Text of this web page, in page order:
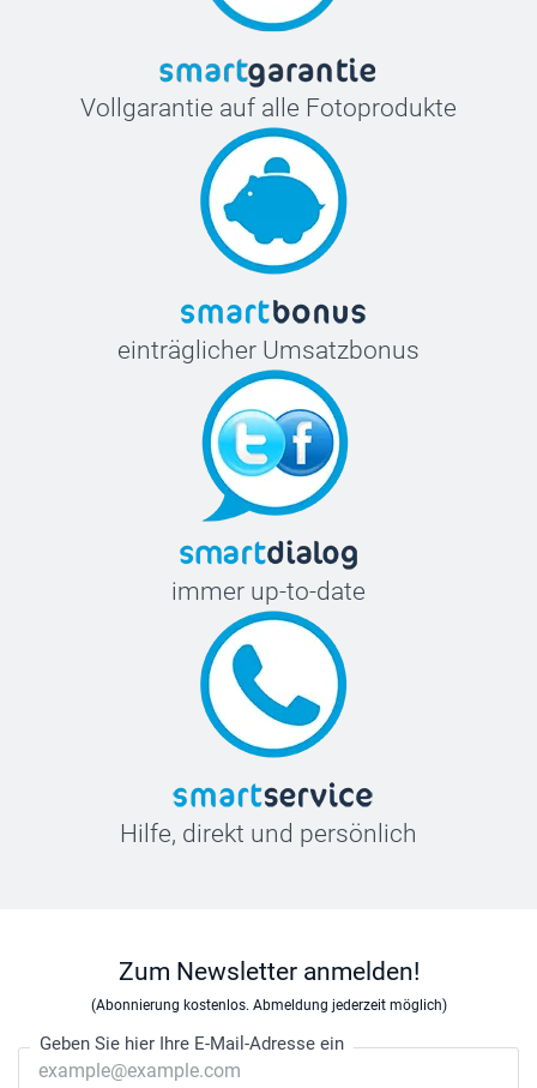
Vollgarantie auf alle Fotoprodukte
einträglicher Umsatzbonus
immer up-to-date
Hilfe, direkt und persönlich
Zum Newsletter anmelden!
(Abonnierung kostenlos. Abmeldung jederzeit möglich)
Geben Sie hier Ihre E-Mail-Adresse ein